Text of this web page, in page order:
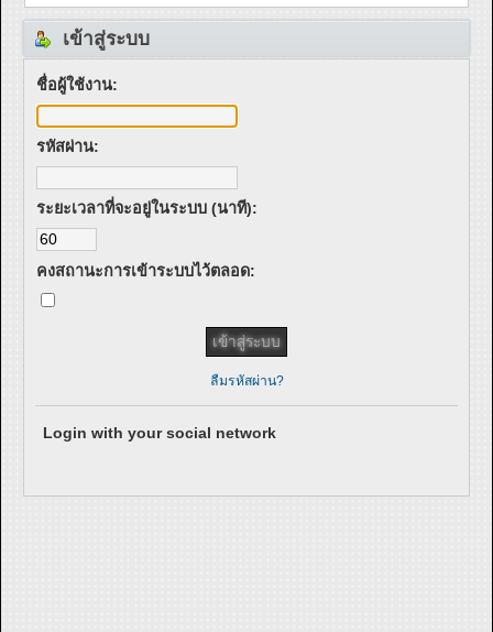
เข้าสู่ระบบ
ชื่อผู้ใช้งาน:
รหัสผ่าน:
ระยะเวลาที่จะอยู่ในระบบ (นาที):
คงสถานะการเข้าระบบไว้ตลอด:
ลืมรหัสผ่าน?
Login with your social network